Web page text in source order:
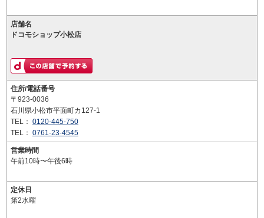
店舗名
ドコモショップ小松店
住所/電話番号
〒923-0036
石川県小松市平面町カ127-1
TEL： 0120-445-750
TEL： 0761-23-4545
営業時間
午前10時〜午後6時
定休日
第2水曜